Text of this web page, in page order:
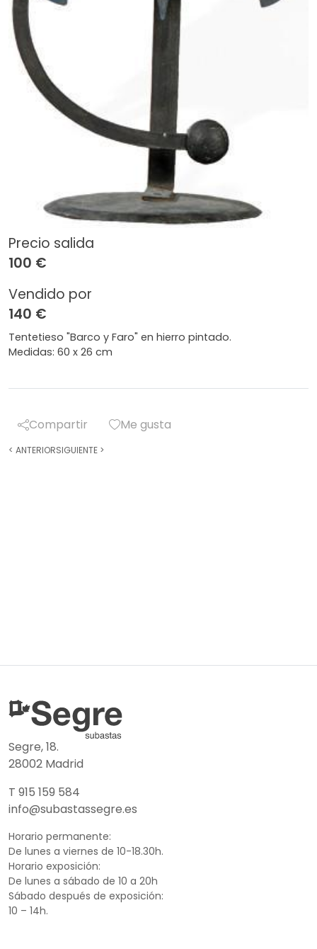
Precio salida
100 €
Vendido por
140 €
Tentetieso "Barco y Faro" en hierro pintado.
Medidas: 60 x 26 cm
Compartir Me gusta
< ANTERIORSIGUIENTE >
Segre, 18.
28002 Madrid
T 915 159 584
info@subastassegre.es
Horario permanente:
De lunes a viernes de 10-18.30h.
Horario exposición:
De lunes a sábado de 10 a 20h
Sábado después de exposición:
10 – 14h.